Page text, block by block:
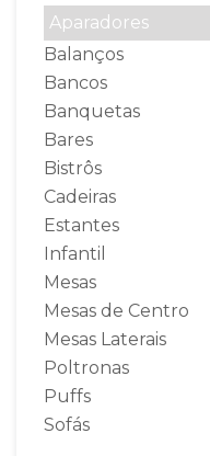
Aparadores
Balanços
Bancos
Banquetas
Bares
Bistrôs
Cadeiras
Estantes
Infantil
Mesas
Mesas de Centro
Mesas Laterais
Poltronas
Puffs
Sofás